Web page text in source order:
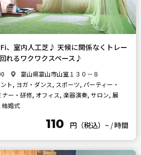
Fi、室内人工芝♪ 天候に関係なくトレー
れるワクワクスペース♪
富山県富山市山室１３０－８
ト, ヨガ・ダンス, スポーツ, パーティー・
ー・研修, オフィス, 楽器演奏, サロン, 展
結婚式
110 円（税込）~ /時間